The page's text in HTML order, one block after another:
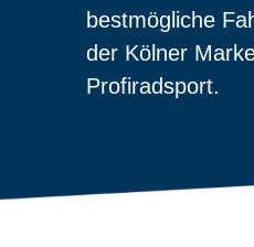
bestmögliche
der Kölner
Profiradsport.